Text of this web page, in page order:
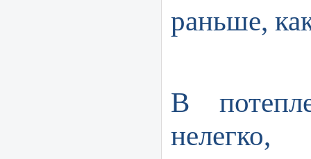
раньше,
В
нелегко,